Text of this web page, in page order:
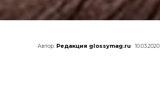
Автор: Редакция glossymag.ru 10.03.2020